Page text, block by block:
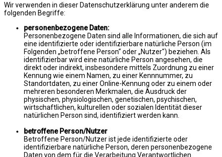
Wir verwenden in dieser Datenschutzerklärung unter anderem die
folgenden Begriffe:
personenbezogene Daten:
Personenbezogene Daten sind alle Informationen, die sich auf
eine identifizierte oder identifizierbare natürliche Person (im
Folgenden „betroffene Person“ oder „Nutzer") beziehen. Als
identifizierbar wird eine natürliche Person angesehen, die
direkt oder indirekt, insbesondere mittels Zuordnung zu einer
Kennung wie einem Namen, zu einer Kennnummer, zu
Standortdaten, zu einer Online-Kennung oder zu einem oder
mehreren besonderen Merkmalen, die Ausdruck der
physischen, physiologischen, genetischen, psychischen,
wirtschaftlichen, kulturellen oder sozialen Identität dieser
natürlichen Person sind, identifiziert werden kann.
betroffene Person/Nutzer
Betroffene Person/Nutzer ist jede identifizierte oder
identifizierbare natürliche Person, deren personenbezogene
Daten von dem für die Verarbeitung Verantwortlichen